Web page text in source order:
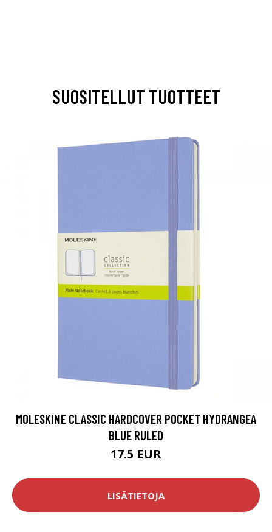
SUOSITELLUT TUOTTEET
MOLESKINE CLASSIC HARDCOVER POCKET HYDRANGEA
BLUE RULED
17.5 EUR
LISÄTIETOJA